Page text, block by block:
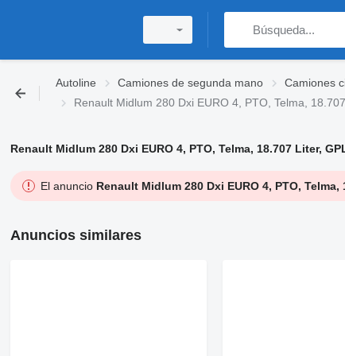
Autoline Camiones de segunda mano Camiones
Renault Midlum 280 Dxi EURO 4, PTO, Telma,
Renault Midlum 280 Dxi EURO 4, PTO, Telma, 18.707 Liter,
El anuncio Renault Midlum 280 Dxi EURO 4, PTO,
Anuncios similares